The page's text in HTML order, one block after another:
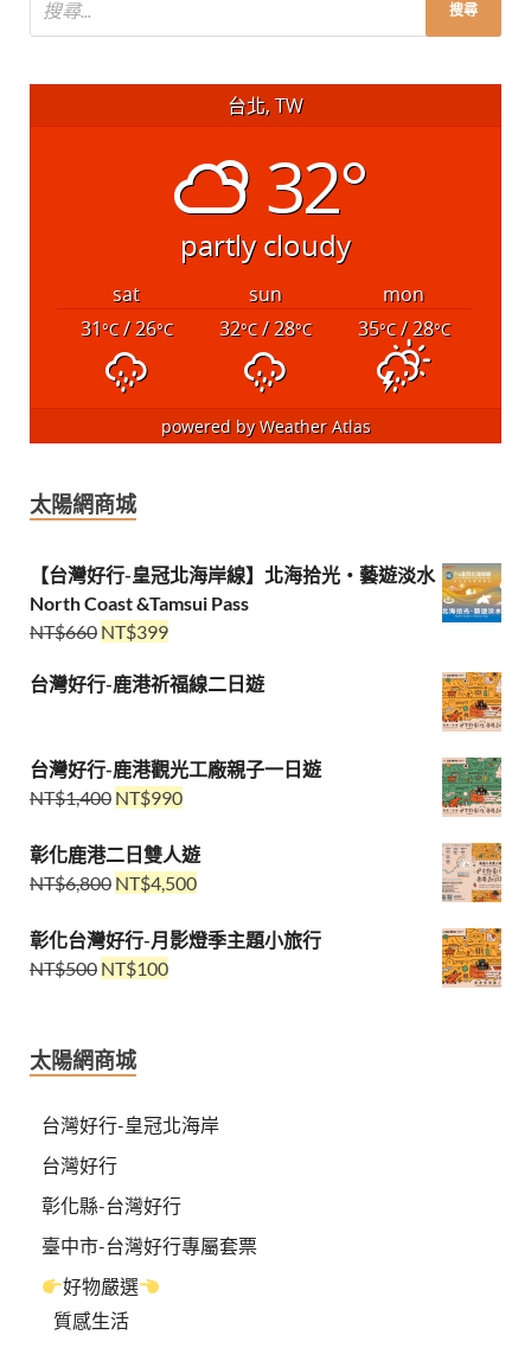
台北, TW
32°
partly cloudy
sat sun
mon
31°C/ 26°C 32°C/ 28°C 35°C/ 28°C
powered byWeather Atlas
太陽網商城
【台灣好行-皇冠北海岸線】北海拾光・藝遊淡水
North Coast &Tamsui Pass
NT$660 NT$399
台灣好行-鹿港祈福線二日遊
台灣好行-鹿港觀光工廠親子一日遊
NT$1,400 NT$990
彰化鹿港二日雙人遊
NT$6,800 NT$4,500
彰化台灣好行-月影燈季主題小旅行
NT$500 NT$100
太陽網商城
台灣好行-皇冠北海岸
台灣好行
彰化縣-台灣好行
臺中市-台灣好行專屬套票
好物嚴選
質感生活